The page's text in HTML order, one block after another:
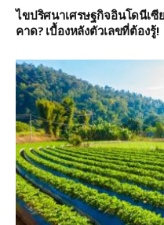
ไขปริศนาเศรษฐกิจอินโดนีเซี
คาด? เบื้องหลังตัวเลขที่ต้องรู้!